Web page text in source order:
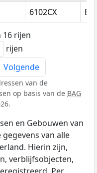
6102CX
16 rijen
rijen
Volgende
van de
op basis van de BAG
en Gebouwen van
van alle
Hierin zijn,
verblijfsobjecten,